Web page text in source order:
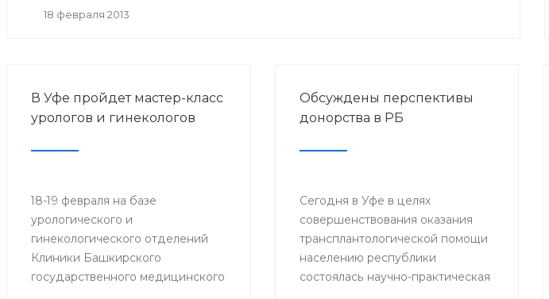
18 февраля 2013
В Уфе пройдет мастер-класс
урологов и гинекологов
18-19 февраля на базе
урологического и
гинекологического отделений
Клиники Башкирского
государственного медицинского
Обсуждены перспективы
донорства в РБ
Сегодня в Уфе в целях
совершенствования оказания
трансплантологической помощи
населению республики
состоялась научно-практическая